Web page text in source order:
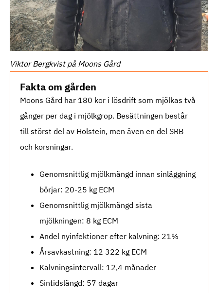
Viktor Bergkvist på Moons Gård
Fakta om gården
Moons Gård har 180 kor i lösdrift som mjölkas två
gånger per dag i mjölkgrop. Besättningen består
till störst del av Holstein, men även en del SRB
och korsningar.
Genomsnittlig mjölkmängd innan sinläggning
börjar: 20-25 kg ECM
Genomsnittlig mjölkmängd sista
mjölkningen: 8 kg ECM
Andel nyinfektioner efter kalvning: 21%
Årsavkastning: 12 322 kg ECM
Kalvningsintervall: 12,4 månader
Sintidslängd: 57 dagar